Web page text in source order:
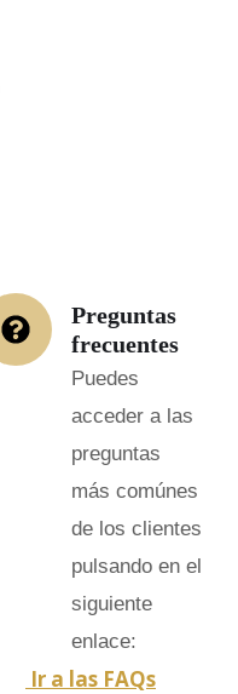
Preguntas
frecuentes
Puedes
acceder a las
preguntas
más comúnes
de los clientes
pulsando en el
siguiente
enlace:
Ir a las FAQs